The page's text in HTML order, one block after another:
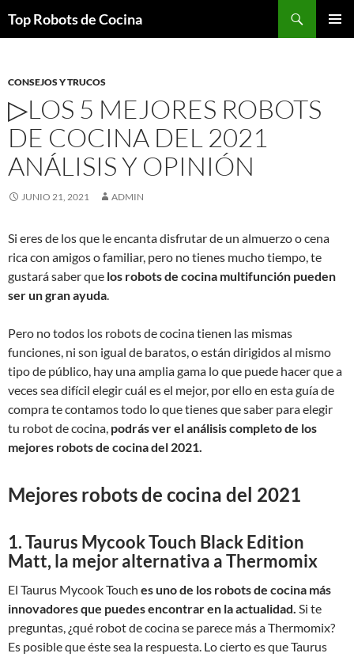
Top Robots de Cocina
CONSEJOS Y TRUCOS
▷LOS 5 MEJORES ROBOTS
DE COCINA DEL 2021
ANÁLISIS Y OPINIÓN
JUNIO 21, 2021 ADMIN
Si eres de los que le encanta disfrutar de un almuerzo o cena
rica con amigos o familiar, pero no tienes mucho tiempo, te
gustará saber que los robots de cocina multifunción pueden
ser un gran ayuda.
Pero no todos los robots de cocina tienen las mismas
funciones, ni son igual de baratos, o están dirigidos al mismo
tipo de público, hay una amplia gama lo que puede hacer que a
veces sea difícil elegir cuál es el mejor, por ello en esta guía de
compra te contamos todo lo que tienes que saber para elegir
tu robot de cocina, podrás ver el análisis completo de los
mejores robots de cocina del 2021.
Mejores robots de cocina del 2021
1. Taurus Mycook Touch Black Edition
Matt, la mejor alternativa a Thermomix
El Taurus Mycook Touch es uno de los robots de cocina más
innovadores que puedes encontrar en la actualidad. Si te
preguntas, ¿qué robot de cocina se parece más a Thermomix?
Es posible que éste sea la respuesta. Lo cierto es que Taurus